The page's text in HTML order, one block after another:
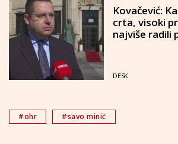
Kovačević:
crta, visoki
najviše radili
DESK
#ohr #savo minić